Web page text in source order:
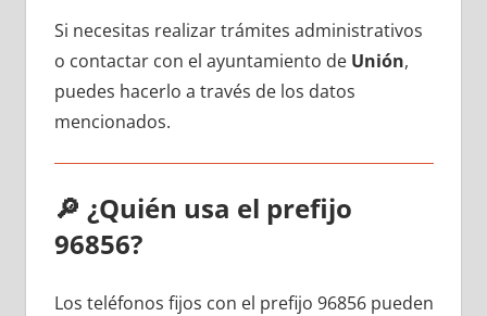
Si necesitas realizar trámites administrativos
ο contactar сοn el ayuntamiento dе Unión,
puedes hacerlo а través dе los datos
mencionados.
🔎 ¿Quién usa el prefijo
96856?
Los teléfonos fijos сοn el prefijo 96856 pueden